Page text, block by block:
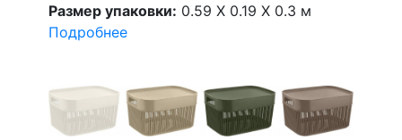
Размер упаковки: 0.59 X 0.19 X 0.3 м
Подробнее